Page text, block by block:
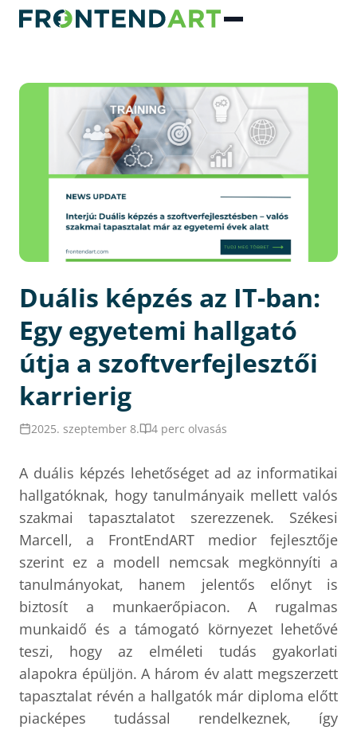
Duális képzés az IT-ban:
Egy egyetemi hallgató
útja a szoftverfejlesztői
karrierig
2025. szeptember 8. 4 perc olvasás
A duális képzés lehetőséget ad az informatikai
hallgatóknak, hogy tanulmányaik mellett valós
szakmai tapasztalatot szerezzenek. Székesi
Marcell, a FrontEndART medior fejlesztője
szerint ez a modell nemcsak megkönnyíti a
tanulmányokat, hanem jelentős előnyt is
biztosít a munkaerőpiacon. A rugalmas
munkaidő és a támogató környezet lehetővé
teszi, hogy az elméleti tudás gyakorlati
alapokra épüljön. A három év alatt megszerzett
tapasztalat révén a hallgatók már diploma előtt
piacképes tudással rendelkeznek, így